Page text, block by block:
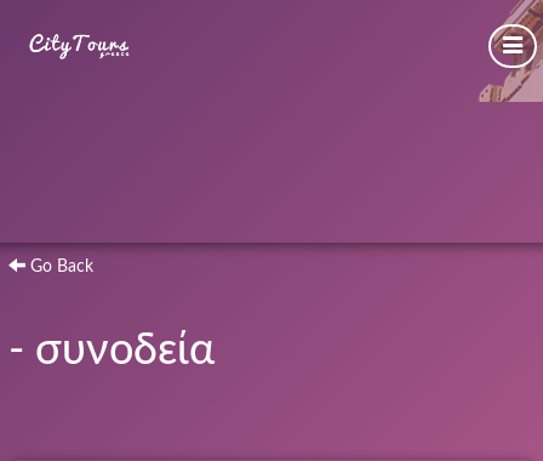
Go Back
- συνοδεία